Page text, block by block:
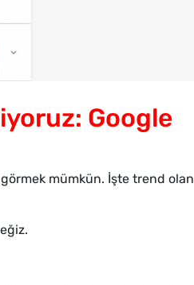
Google
görmek mümkün. İşte trend olan